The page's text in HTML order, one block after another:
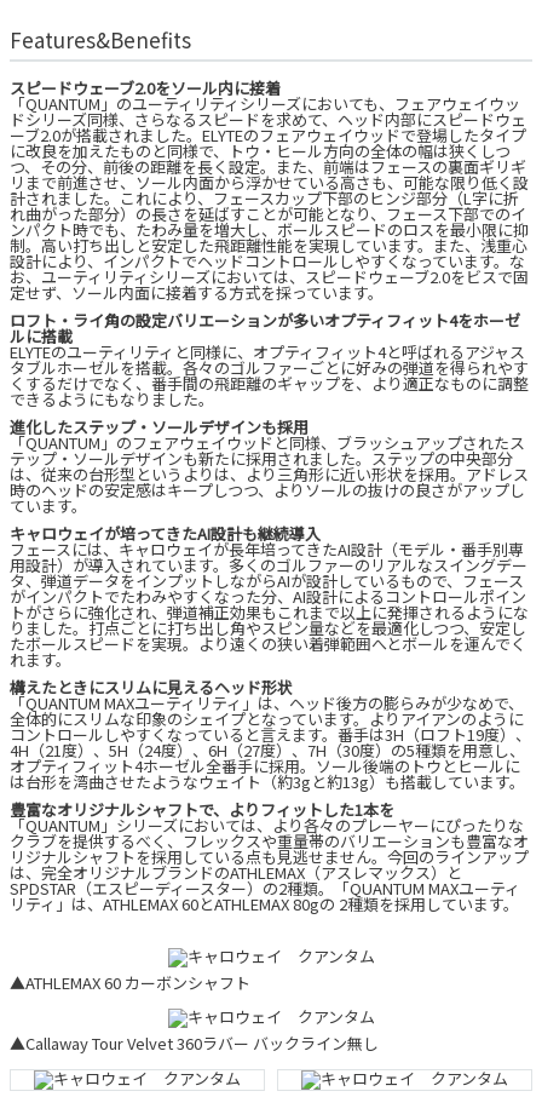
Features&Benefits
スピードウェーブ2.0をソール内に接着
「QUANTUM」のユーティリティシリーズにおいても、フェアウェイウッ
ドシリーズ同様、さらなるスピードを求めて、ヘッド内部にスピードウェ
ーブ2.0が搭載されました。ELYTEのフェアウェイウッドで登場したタイプ
に改良を加えたものと同様で、トウ・ヒール方向の全体の幅は狭くしつ
つ、その分、前後の距離を長く設定。また、前端はフェースの裏面ギリギ
リまで前進させ、ソール内面から浮かせている高さも、可能な限り低く設
計されました。これにより、フェースカップ下部のヒンジ部分（L字に折
れ曲がった部分）の長さを延ばすことが可能となり、フェース下部でのイ
ンパクト時でも、たわみ量を増大し、ボールスピードのロスを最小限に抑
制。高い打ち出しと安定した飛距離性能を実現しています。また、浅重心
設計により、インパクトでヘッドコントロールしやすくなっています。な
お、ユーティリティシリーズにおいては、スピードウェーブ2.0をビスで固
定せず、ソール内面に接着する方式を採っています。
ロフト・ライ角の設定バリエーションが多いオプティフィット4をホーゼ
ルに搭載
ELYTEのユーティリティと同様に、オプティフィット4と呼ばれるアジャス
タブルホーゼルを搭載。各々のゴルファーごとに好みの弾道を得られやす
くするだけでなく、番手間の飛距離のギャップを、より適正なものに調整
できるようにもなりました。
進化したステップ・ソールデザインも採用
「QUANTUM」のフェアウェイウッドと同様、ブラッシュアップされたス
テップ・ソールデザインも新たに採用されました。ステップの中央部分
は、従来の台形型というよりは、より三角形に近い形状を採用。アドレス
時のヘッドの安定感はキープしつつ、よりソールの抜けの良さがアップし
ています。
キャロウェイが培ってきたAI設計も継続導入
フェースには、キャロウェイが長年培ってきたAI設計（モデル・番手別専
用設計）が導入されています。多くのゴルファーのリアルなスイングデー
タ、弾道データをインプットしながらAIが設計しているもので、フェース
がインパクトでたわみやすくなった分、AI設計によるコントロールポイン
トがさらに強化され、弾道補正効果もこれまで以上に発揮されるようにな
りました。打点ごとに打ち出し角やスピン量などを最適化しつつ、安定し
たボールスピードを実現。より遠くの狭い着弾範囲へとボールを運んでく
れます。
構えたときにスリムに見えるヘッド形状
「QUANTUM MAXユーティリティ」は、ヘッド後方の膨らみが少なめで、
全体的にスリムな印象のシェイプとなっています。よりアイアンのように
コントロールしやすくなっていると言えます。番手は3H（ロフト19度）、
4H（21度）、5H（24度）、6H（27度）、7H（30度）の5種類を用意し、
オプティフィット4ホーゼル全番手に採用。ソール後端のトウとヒールに
は台形を湾曲させたようなウェイト（約3gと約13g）も搭載しています。
豊富なオリジナルシャフトで、よりフィットした1本を
「QUANTUM」シリーズにおいては、より各々のプレーヤーにぴったりな
クラブを提供するべく、フレックスや重量帯のバリエーションも豊富なオ
リジナルシャフトを採用している点も見逃せません。今回のラインアップ
は、完全オリジナルブランドのATHLEMAX（アスレマックス）と
SPDSTAR（エスピーディースター）の2種類。「QUANTUM MAXユーティ
リティ」は、ATHLEMAX 60とATHLEMAX 80gの 2種類を採用しています。
▲ATHLEMAX 60 カーボンシャフト
▲Callaway Tour Velvet 360ラバー バックライン無し